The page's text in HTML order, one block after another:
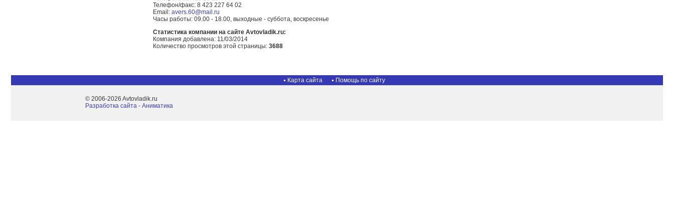
Телефон/факс: 8 423 227 64 02
Email: avers.60@mail.ru
Часы работы: 09.00 - 18.00, выходные - суббота, воскресенье
Статистика компании на сайте Avtovladik.ru:
Компания добавлена: 11/03/2014
Количество просмотров этой страницы: 3688
Карта сайта Помощь по сайту
© 2006-2026 Avtovladik.ru
Разработка сайта - Aниматика